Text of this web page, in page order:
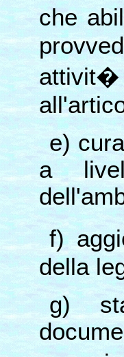
che
e)
a
f)
della
g)